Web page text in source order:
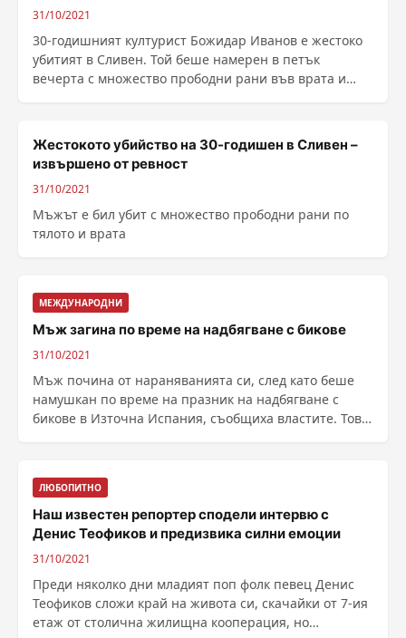
31/10/2021
30-годишният културист Божидар Иванов е жестоко
убитият в Сливен. Той беше намерен в петък
вечерта с множество прободни рани във врата и
Жестокото убийство на 30-годишен в Сливен –
извършено от ревност
31/10/2021
Мъжът е бил убит с множество прободни рани по
тялото и врата
МЕЖДУНАРОДНИ
Мъж загина по време на надбягване с бикове
31/10/2021
Мъж почина от нараняванията си, след като беше
намушкан по време на празник на надбягване с
бикове в Източна Испания, съобщиха властите. Това
ЛЮБОПИТНО
Наш известен репортер сподели интервю с
Денис Теофиков и предизвика силни емоции
31/10/2021
Преди няколко дни младият поп фолк певец Денис
Теофиков сложи край на живота си, скачайки от 7-ия
етаж от столична жилищна кооперация, но